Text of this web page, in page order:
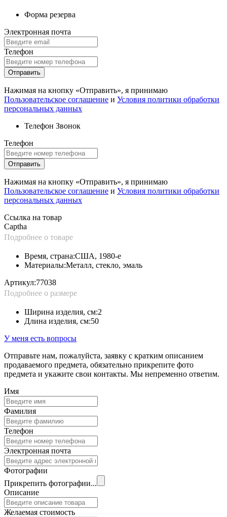
Форма резерва
Электронная почта
Телефон
Отправить
Нажимая на кнопку «Отправить», я принимаю
Пользовательское соглашение и Условия политики обработки
персональных данных
Телефон Звонок
Телефон
Отправить
Нажимая на кнопку «Отправить», я принимаю
Пользовательское соглашение и Условия политики обработки
персональных данных
Ссылка на товар
Captha
Подробнее о товаре
Материалы:Металл, стекло, эмаль
Время, страна:США, 1980-е
Артикул:77038
Подробнее о размере
Длина изделия, см:50
Ширина изделия, см:2
У меня есть вопросы
Отправьте нам, пожалуйста, заявку с кратким описанием
продаваемого предмета, обязательно прикрепите фото
предмета и укажите свои контакты. Мы непременно ответим.
Имя
Фамилия
Телефон
Электронная почта
Фотографии
Прикрепить фотографии...
Описание
Желаемая стоимость